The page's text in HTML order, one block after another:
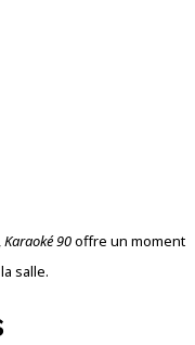
Karaoké 90offre un moment
salle.